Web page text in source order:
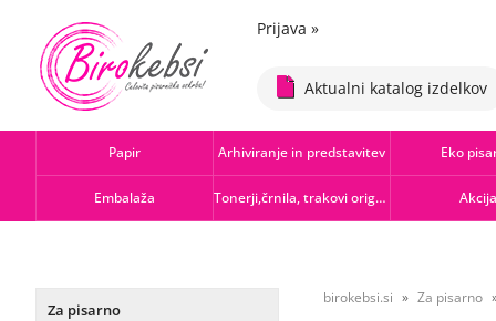
Prijava »
Aktualni katalog izdelkov
Papir Arhiviranje in predstavitev Eko
Embalaža Tonerji,črnila, trakovi orig.-rec. Akcija
Za pisarno
birokebsi.si Za pisarno